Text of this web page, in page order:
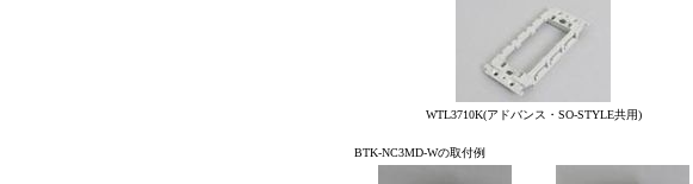
WTL3710K(アドバンス・SO-STYLE共用)
BTK-NC3MD-Wの取付例